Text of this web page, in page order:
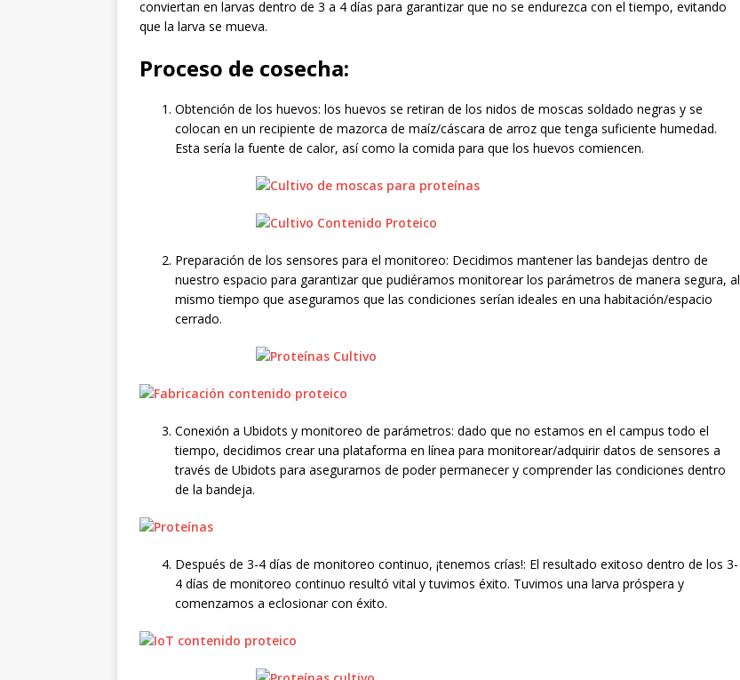
conviertan en larvas dentro de 3 a 4 días para garantizar que no se endurezca con el tiempo, evitando
que la larva se mueva.
Proceso de cosecha:
Obtención de los huevos: los huevos se retiran de los nidos de moscas soldado negras y se
colocan en un recipiente de mazorca de maíz/cáscara de arroz que tenga suficiente humedad.
Esta sería la fuente de calor, así como la comida para que los huevos comiencen.
Preparación de los sensores para el monitoreo: Decidimos mantener las bandejas dentro de
nuestro espacio para garantizar que pudiéramos monitorear los parámetros de manera segura, al
mismo tiempo que aseguramos que las condiciones serían ideales en una habitación/espacio
cerrado.
Conexión a Ubidots y monitoreo de parámetros: dado que no estamos en el campus todo el
tiempo, decidimos crear una plataforma en línea para monitorear/adquirir datos de sensores a
través de Ubidots para asegurarnos de poder permanecer y comprender las condiciones dentro
de la bandeja.
Después de 3-4 días de monitoreo continuo, ¡tenemos crías!: El resultado exitoso dentro de los 3-
4 días de monitoreo continuo resultó vital y tuvimos éxito. Tuvimos una larva próspera y
comenzamos a eclosionar con éxito.